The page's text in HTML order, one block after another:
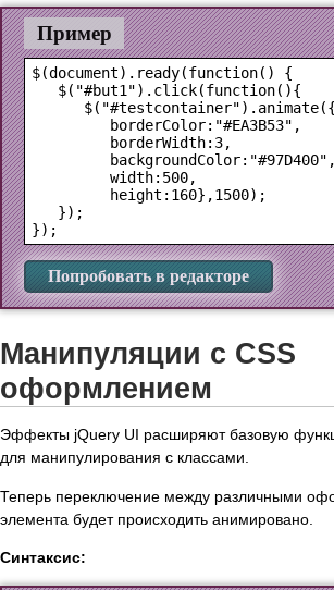
Пример
$(document).ready(function() {
   $("#but1").click(function(){
      $("#testcontainer").animate({
         borderColor:"#EA3B53",
         borderWidth:3,
         backgroundColor:"#97D400",
         width:500,
         height:160},1500);
   });
Попробовать в редакторе
Манипуляции с CSS
оформлением
Эффекты jQuery UI расширяют базовую
для манипулирования с классами.
Теперь переключение между различными
элемента будет происходить анимировано.
Синтаксис: